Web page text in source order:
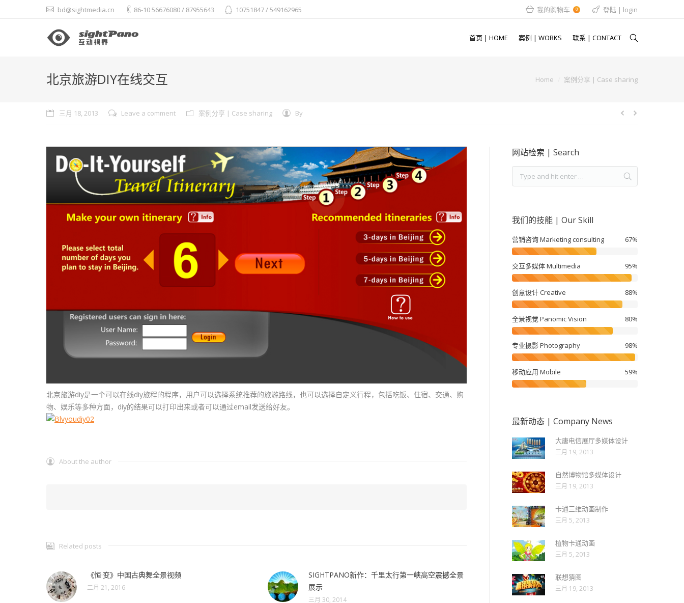
bd@sightmedia.cn 86-10 56676080 / 87955643 10751847 / 549162965 我的购物车 0 登陆 | login
首页 | HOME 案例 | WORKS 联系 | CONTACT
北京旅游DIY在线交互 Home 案例分享 | Case sharing
三月 18, 2013 Leave a comment 案例分享 | Case sharing By
北京旅游diy是一个可以在线diy旅程的程序，用户可以选择系统推荐的旅游路线，也可以选择自定义行程，包括吃饭、住宿、交通、购
物、娱乐等多种方面，diy的结果可以打印出来或者可以通过email发送给好友。
About the author
Related posts
《恒·变》中国古典舞全景视频
二月 21, 2016
SIGHTPANO新作：千里太行第一峡高空震撼全景
展示
三月 30, 2014
网站检索 | Search
我们的技能 | Our Skill
营销咨询 Marketing consulting 67%
交互多媒体 Multimedia 95%
创意设计 Creative 88%
全景视觉 Panomic Vision 80%
专业摄影 Photography 98%
移动应用 Mobile 59%
最新动态 | Company News
大唐电信展厅多媒体设计
三月 19, 2013
自然博物馆多媒体设计
三月 19, 2013
卡通三维动画制作
三月 5, 2013
植物卡通动画
三月 5, 2013
联想猜图
三月 19, 2013